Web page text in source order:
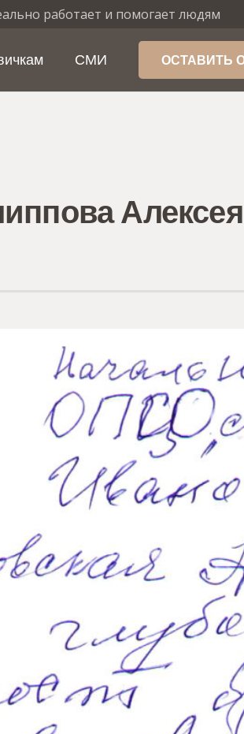
работает и помогает людям
СМИ ОСТАВИТЬ